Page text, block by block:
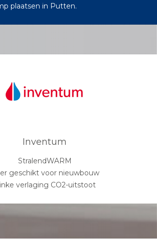
plaatsen in Putten.
Inventum
StralendWARM
geschikt voor nieuwbouw
verlaging CO2-uitstoot